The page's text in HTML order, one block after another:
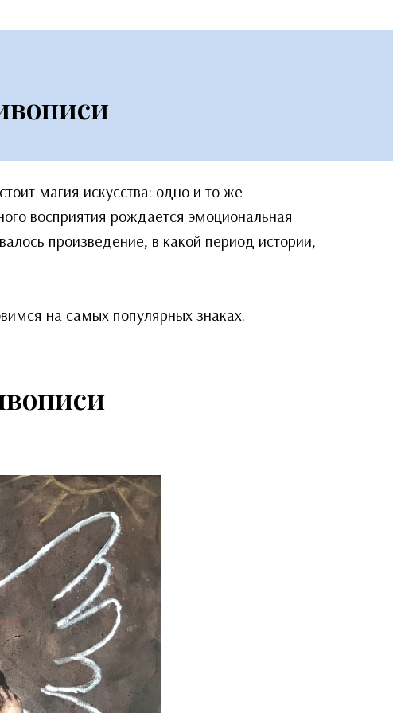
магия искусства: одно и то же
восприятия рождается эмоциональная
произведение, в какой период истории,
на самых популярных знаках.